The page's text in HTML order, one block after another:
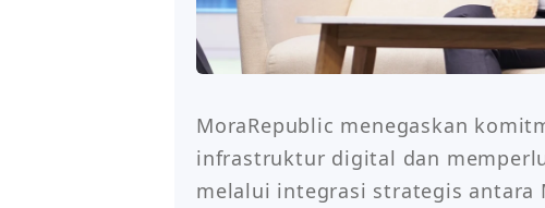
MoraRepublic menegaskan
infrastruktur digital dan
melalui integrasi strategis antara